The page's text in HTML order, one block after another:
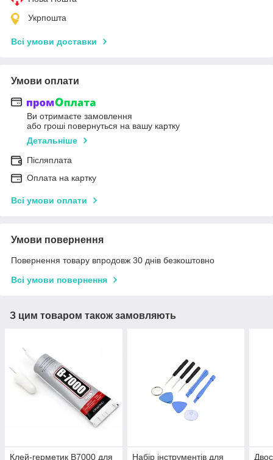
Укрпошта
Всі умови доставки
Умови оплати
Ви отримаєте замовлення
або гроші повернуться на вашу картку
Детальніше
Післяплата
Оплата на картку
Всі умови оплати
Умови повернення
Повернення товару впродовж 30 днів безкоштовно
Всі умови повернення
З цим товаром також замовляють
Клей-герметик B7000 для Набір інструментів для